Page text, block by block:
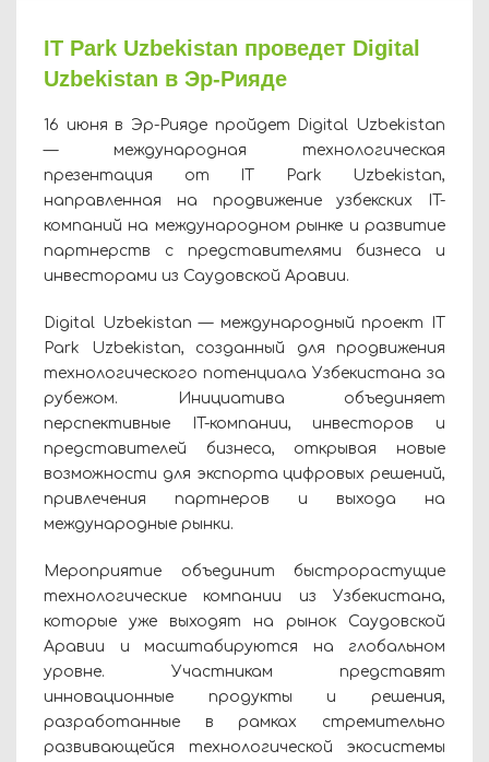
IT Park Uzbekistan проведет Digital
Uzbekistan в Эр-Рияде
16 июня в Эр-Рияде пройдет Digital Uzbekistan
— международная технологическая
презентация от IT Park Uzbekistan,
направленная на продвижение узбекских IT-
компаний на международном рынке и развитие
партнерств с представителями бизнеса и
инвесторами из Саудовской Аравии.
Digital Uzbekistan — международный проект IT
Park Uzbekistan, созданный для продвижения
технологического потенциала Узбекистана за
рубежом. Инициатива объединяет
перспективные IT-компании, инвесторов и
представителей бизнеса, открывая новые
возможности для экспорта цифровых решений,
привлечения партнеров и выхода на
международные рынки.
Мероприятие объединит быстрорастущие
технологические компании из Узбекистана,
которые уже выходят на рынок Саудовской
Аравии и масштабируются на глобальном
уровне. Участникам представят
инновационные продукты и решения,
разработанные в рамках стремительно
развивающейся технологической экосистемы